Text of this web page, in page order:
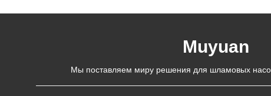
Muyuan
Мы поставляем миру решения для шламовых